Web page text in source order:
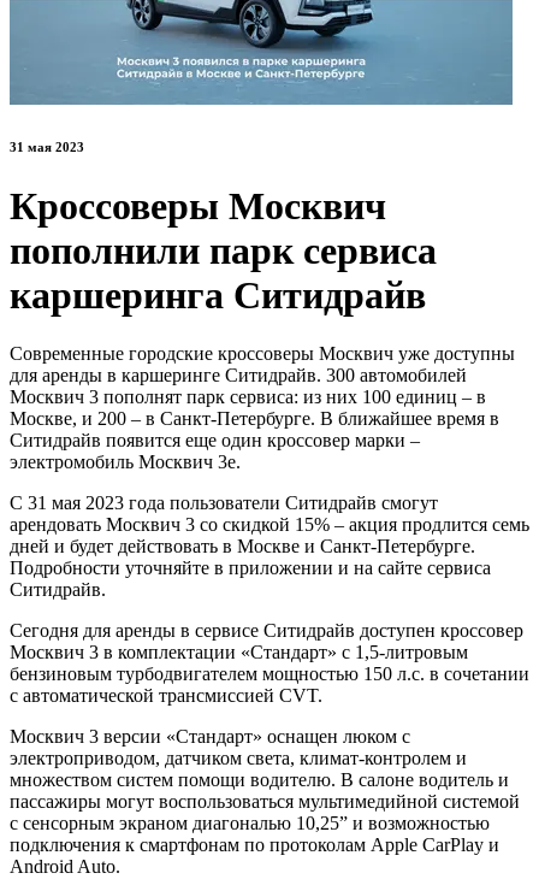
31 мая 2023
Кроссоверы Москвич
пополнили парк сервиса
каршеринга Ситидрайв
Современные городские кроссоверы Москвич уже доступны
для аренды в каршеринге Ситидрайв. 300 автомобилей
Москвич 3 пополнят парк сервиса: из них 100 единиц – в
Москве, и 200 – в Санкт-Петербурге. В ближайшее время в
Ситидрайв появится еще один кроссовер марки –
электромобиль Москвич 3е.
С 31 мая 2023 года пользователи Ситидрайв смогут
арендовать Москвич 3 со скидкой 15% – акция продлится семь
дней и будет действовать в Москве и Санкт-Петербурге.
Подробности уточняйте в приложении и на сайте сервиса
Ситидрайв.
Сегодня для аренды в сервисе Ситидрайв доступен кроссовер
Москвич 3 в комплектации «Стандарт» с 1,5-литровым
бензиновым турбодвигателем мощностью 150 л.с. в сочетании
с автоматической трансмиссией CVT.
Москвич 3 версии «Стандарт» оснащен люком с
электроприводом, датчиком света, климат-контролем и
множеством систем помощи водителю. В салоне водитель и
пассажиры могут воспользоваться мультимедийной системой
с сенсорным экраном диагональю 10,25” и возможностью
подключения к смартфонам по протоколам Apple CarPlay и
Android Auto.